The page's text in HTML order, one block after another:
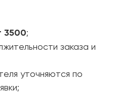
3500;
заказа и
уточняются по